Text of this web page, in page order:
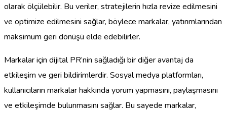
olarak ölçülebilir. Bu veriler, stratejilerin hızla revize edilmesini
ve optimize edilmesini sağlar, böylece markalar, yatırımlarından
maksimum geri dönüşü elde edebilirler.
Markalar için dijital PR’nin sağladığı bir diğer avantaj da
etkileşim ve geri bildirimlerdir. Sosyal medya platformları,
kullanıcıların markalar hakkında yorum yapmasını, paylaşmasını
ve etkileşimde bulunmasını sağlar. Bu sayede markalar,